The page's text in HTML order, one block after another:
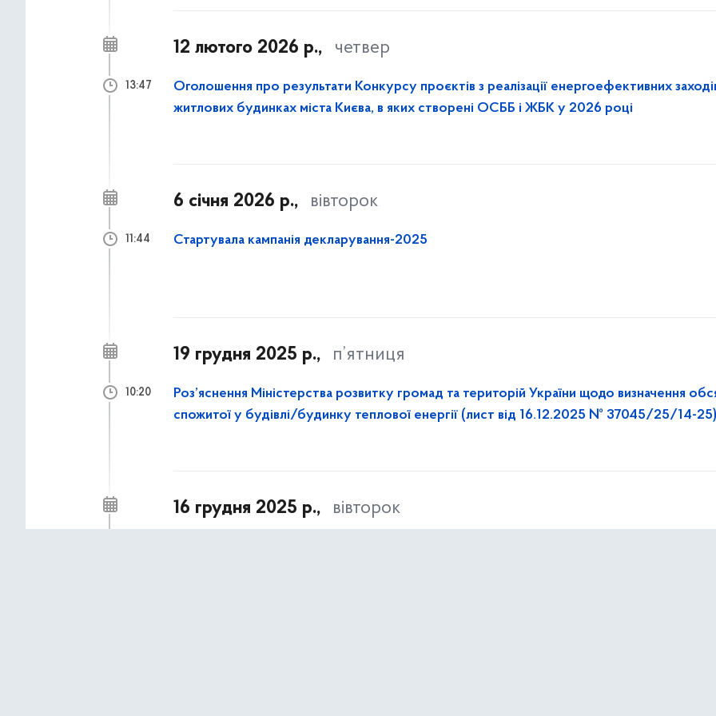
12 лютого 2026 р., четвер
Оголошення про результати Конкурсу проєктів з реалізації енергоефективних
житлових будинках міста Києва, в яких створені ОСББ і ЖБК у 2026 році
13:47
6 січня 2026 р., вівторок
Стартувала кампанія декларування-2025
11:44
19 грудня 2025 р., п’ятниця
Роз’яснення Міністерства розвитку громад та територій України щодо визначення
спожитої у будівлі/будинку теплової енергії (лист від 16.12.2025 № 37045/25/14-
10:20
16 грудня 2025 р., вівторок